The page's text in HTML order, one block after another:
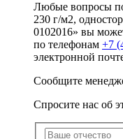
Любые вопросы
230 г/м2,
0102016» вы
по телефонам +7
электронной
Сообщите
Спросите нас об